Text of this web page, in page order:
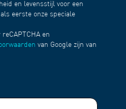
en levensstijl voor een
eerste onze speciale
en
van Google zijn van